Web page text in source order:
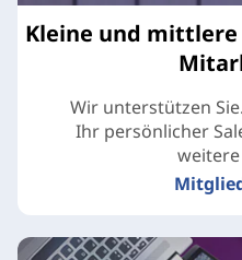
Kleine und mittlere
Wir unterstützen
Ihr persönlicher